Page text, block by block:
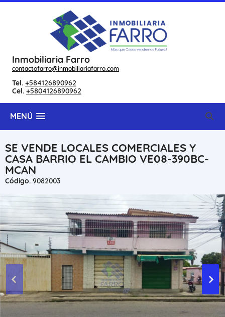
Inmobiliaria Farro
contactofarro@inmobiliariafarro.com
Tel. +584126890962
Cel. +5804126890962
MENÚ
SE VENDE LOCALES COMERCIALES Y
CASA BARRIO EL CAMBIO VE08-390BC-
MCAN
Código. 9082003